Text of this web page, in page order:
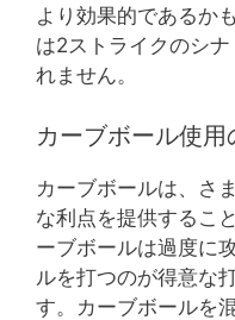
より効果的であるか
は2ストライクのシ
れません。
カーブボール使
カーブボールは、さ
な利点を提供するこ
ーブボールは過度に
ルを打つのが得意な
す。カーブボールを